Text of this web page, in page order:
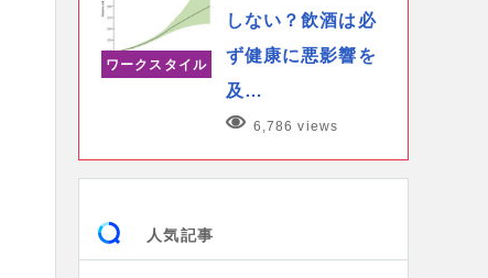
ワークスタイル
しない？飲酒は必
ず健康に悪影響を
及…
6,786 views
人気記事